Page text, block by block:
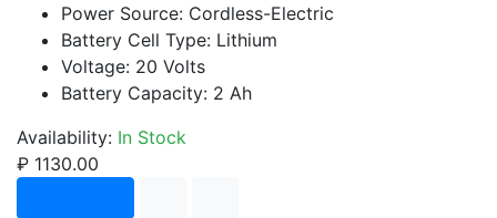
Power Source: Cordless-Electric
Battery Cell Type: Lithium
Voltage: 20 Volts
Battery Capacity: 2 Ah
Availability: In Stock
₽ 1130.00